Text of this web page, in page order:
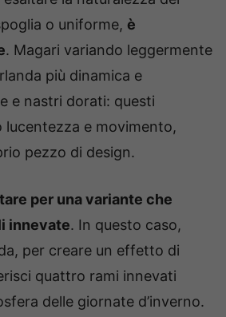
o uniforme, è
. Magari variando leggermente
più dinamica e
e nastri dorati: questi
e movimento,
pezzo di design.
per una variante che
innevate. In questo caso,
per creare un effetto di
quattro rami innevati
delle giornate d’inverno.